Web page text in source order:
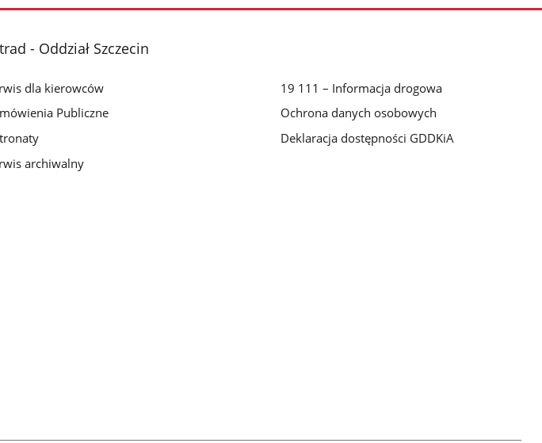
galerii.
- Oddział Szczecin
dla kierowców
Publiczne
archiwalny
19 111 – Informacja drogowa
Ochrona danych osobowych
Deklaracja dostępności GDDKiA